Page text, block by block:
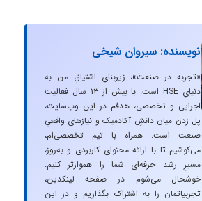
نویسنده: سیروان شیخی
«تجربه در صنعت»، زیربنایِ اشتیاقِ من به
دنیایِ HSE است. با بیش از ۱۳ سال فعالیت
اجرایی و تخصصی، هدفم در این وب‌سایت،
پل زدن میان دانشِ آکادمیک و نیازهای واقعیِ
صنعت است. همراه با تیم تخصصی‌ام،
می‌کوشیم تا با ارائه محتوای کاربردی و به‌روز،
مسیرِ رشد حرفه‌ای شما را هموارتر کنیم.
خوشحال می‌شوم در صفحه لینکدین،
تجربیاتمان را به اشتراک بگذاریم و در این